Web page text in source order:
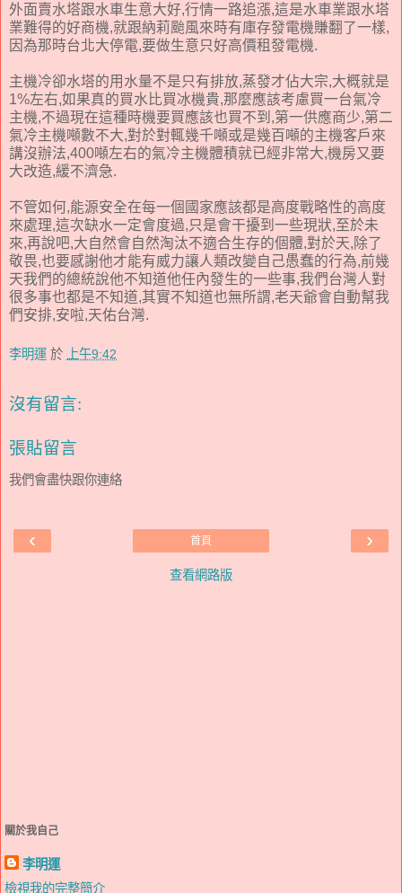
外面賣水塔跟水車生意大好,行情一路追漲,這是水車業跟水塔
業難得的好商機,就跟納莉颱風來時有庫存發電機賺翻了一樣,
因為那時台北大停電,要做生意只好高價租發電機.
主機冷卻水塔的用水量不是只有排放,蒸發才佔大宗,大概就是
1%左右,如果真的買水比買冰機貴,那麼應該考慮買一台氣冷
主機,不過現在這種時機要買應該也買不到,第一供應商少,第二
氣冷主機噸數不大,對於對輒幾千噸或是幾百噸的主機客戶來
講沒辦法,400噸左右的氣冷主機體積就已經非常大,機房又要
大改造,緩不濟急.
不管如何,能源安全在每一個國家應該都是高度戰略性的高度
來處理,這次缺水一定會度過,只是會干擾到一些現狀,至於未
來,再說吧,大自然會自然淘汰不適合生存的個體,對於天,除了
敬畏,也要感謝他才能有威力讓人類改變自己愚蠢的行為,前幾
天我們的總統說他不知道他任內發生的一些事,我們台灣人對
很多事也都是不知道,其實不知道也無所謂,老天爺會自動幫我
們安排,安啦,天佑台灣.
李明運 於 上午9:42
沒有留言:
張貼留言
我們會盡快跟你連絡
‹ ›
首頁
查看網路版
關於我自己
李明運
檢視我的完整簡介